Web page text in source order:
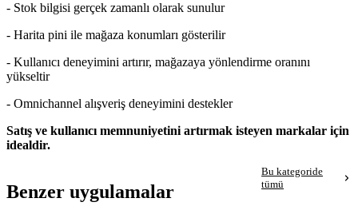
- Stok bilgisi gerçek zamanlı olarak sunulur
- Harita pini ile mağaza konumları gösterilir
- Kullanıcı deneyimini artırır, mağazaya yönlendirme oranını
yükseltir
- Omnichannel alışveriş deneyimini destekler
Satış ve kullanıcı memnuniyetini artırmak isteyen markalar için
idealdir.
Benzer uygulamalar
Bu kategoride
tümü